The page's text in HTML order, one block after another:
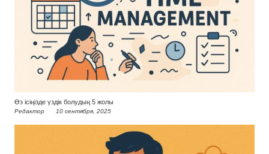
Өз ісіңізде үздік болудың 5 жолы
Редактор 10 сентября, 2025